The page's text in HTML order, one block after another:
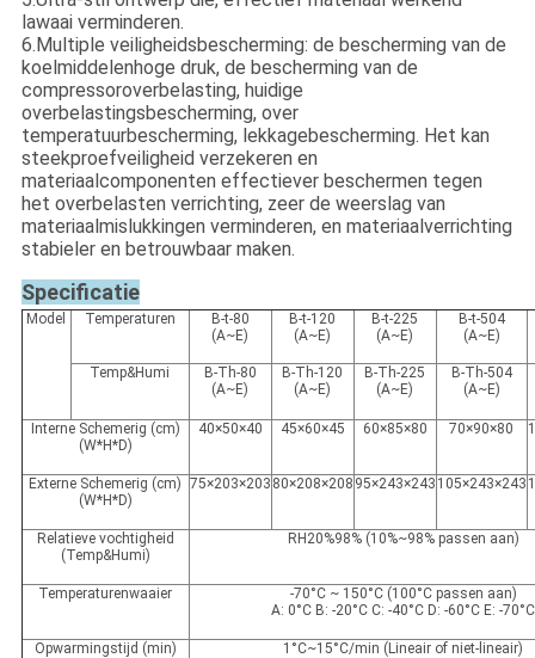
lawaai verminderen.
6.Multiple veiligheidsbescherming: de bescherming van de
koelmiddelenhoge druk, de bescherming van de
compressoroverbelasting, huidige
overbelastingsbescherming, over
temperatuurbescherming, lekkagebescherming. Het kan
steekproefveiligheid verzekeren en
materiaalcomponenten effectiever beschermen tegen
het overbelasten verrichting, zeer de weerslag van
materiaalmislukkingen verminderen, en materiaalverrichting
stabieler en betrouwbaar maken.
Specificatie
Model Temperaturen
B-t-80
(A~E)
B-t-120
(A~E)
B-t-225
(A~E)
B-t-504
(A~E)
Temp&Humi
B-Th-80
(A~E)
B-Th-120
(A~E)
B-Th-225
(A~E)
B-Th-504
(A~E)
Interne Schemerig (cm)
(W*H*D)
40×50×40 45×60×45 60×85×80 70×90×80
Externe Schemerig (cm)
(W*H*D)
75×203×203 80×208×208 95×243×243 105×243×243
Relatieve vochtigheid
(Temp&Humi)
RH20%98% (10%~98% passen aan)
Temperaturenwaaier
-70°C ~ 150°C (100°C passen aan)
A: 0°C B: -20°C C: -40°C D: -60°C E: -70°C
Opwarmingstijd (min) 1°C~15°C/min (Lineair of niet-lineair)